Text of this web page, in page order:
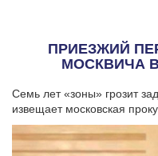
ПРИЕЗЖИЙ
МОСКВИЧА
Семь лет «зоны» грозит
извещает московская